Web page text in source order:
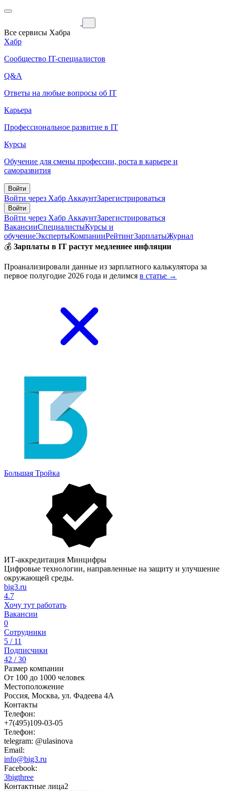
Все сервисы Хабра
Хабр
Сообщество IT-специалистов
Q&A
Ответы на любые вопросы об IT
Карьера
Профессиональное развитие в IT
Курсы
Обучение для смены профессии, роста в карьере и
саморазвития
Войти
Войти через Хабр АккаунтЗарегистрироваться
Войти
Войти через Хабр АккаунтЗарегистрироваться
ВакансииСпециалистыКурсы и
обучениеЭкспертыКомпанииРейтингЗарплатыЖурнал
💰 Зарплаты в IT растут медленнее инфляции
Проанализировали данные из зарплатного калькулятора за
первое полугодие 2026 года и делимся в статье →
Большая Тройка
ИТ-аккредитация Минцифры
Цифровые технологии, направленные на защиту и улучшение
окружающей среды.
big3.ru
4.7
Хочу тут работать
Вакансии
0
Сотрудники
5 / 11
Подписчики
42 / 30
Размер компании
От 100 до 1000 человек
Местоположение
Россия, Москва, ул. Фадеева 4А
Контакты
Телефон:
+7(495)109-03-05
Телефон:
telegram: @ulasinova
Email:
info@big3.ru
Facebook:
3bigthree
Контактные лица2